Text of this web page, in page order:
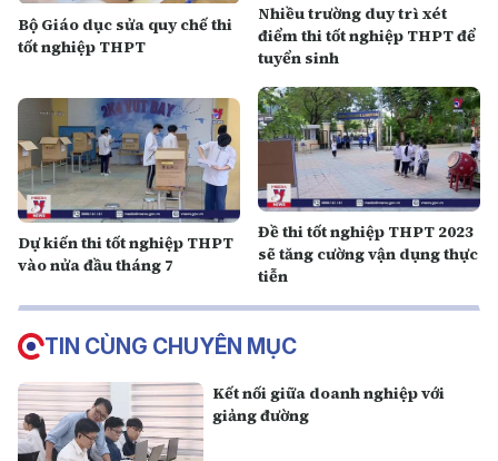
Bộ Giáo dục sửa quy chế thi
tốt nghiệp THPT
Nhiều trường duy trì xét
điểm thi tốt nghiệp THPT để
tuyển sinh
Dự kiến thi tốt nghiệp THPT
vào nửa đầu tháng 7
Đề thi tốt nghiệp THPT 2023
sẽ tăng cường vận dụng thực
tiễn
TIN CÙNG CHUYÊN MỤC
Kết nối giữa doanh nghiệp với
giảng đường